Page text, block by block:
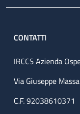
CONTATTI
IRCCS Azienda
Via Giuseppe
C.F. 92038610371